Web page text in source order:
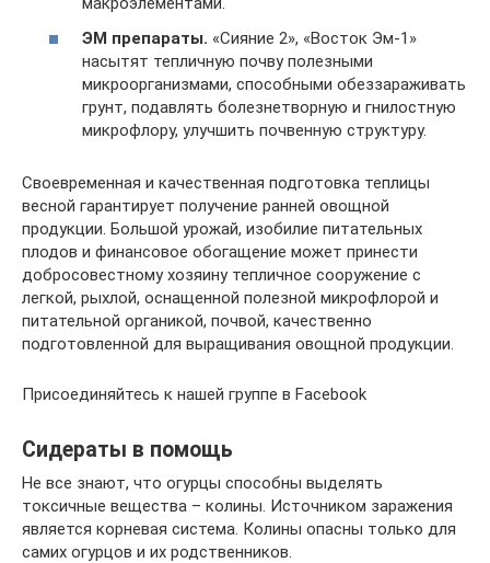
ЭМ препараты. «Сияние 2», «Восток Эм-1»
насытят тепличную почву полезными
микроорганизмами, способными обеззараживать
грунт, подавлять болезнетворную и гнилостную
микрофлору, улучшить почвенную структуру.
Своевременная и качественная подготовка теплицы
весной гарантирует получение ранней овощной
продукции. Большой урожай, изобилие питательных
плодов и финансовое обогащение может принести
добросовестному хозяину тепличное сооружение с
легкой, рыхлой, оснащенной полезной микрофлорой и
питательной органикой, почвой, качественно
подготовленной для выращивания овощной продукции.
Присоединяйтесь к нашей группе в Facebook
Сидераты в помощь
Не все знают, что огурцы способны выделять
токсичные вещества – колины. Источником заражения
является корневая система. Колины опасны только для
самих огурцов и их родственников.